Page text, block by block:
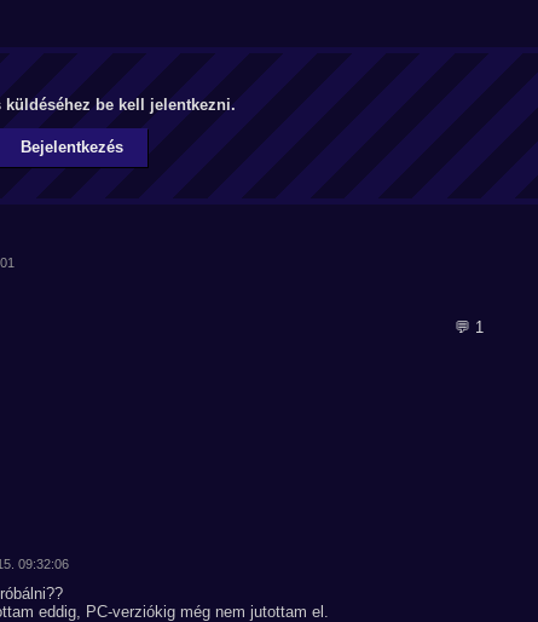
küldéséhez be kell jelentkezni.
Bejelentkezés
💬 1
09:32:06
eddig, PC-verziókig még nem jutottam el.